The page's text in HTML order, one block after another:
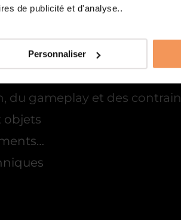
de publicité et d'analyse..
Personnaliser
son quotidien, comme :
élément
du gameplay et des
objets